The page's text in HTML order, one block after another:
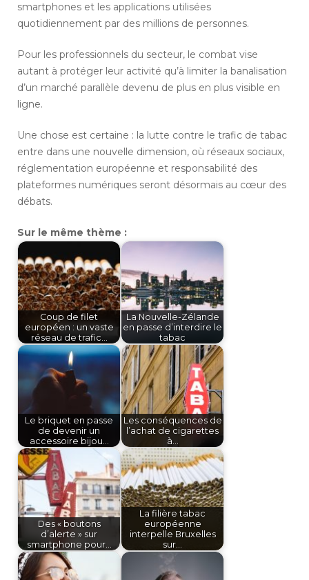
smartphones et les applications utilisées
quotidiennement par des millions de personnes.
Pour les professionnels du secteur, le combat vise
autant à protéger leur activité qu’à limiter la banalisation
d’un marché parallèle devenu de plus en plus visible en
ligne.
Une chose est certaine : la lutte contre le trafic de tabac
entre dans une nouvelle dimension, où réseaux sociaux,
réglementation européenne et responsabilité des
plateformes numériques seront désormais au cœur des
débats.
Sur le même thème :
Coup de filet
européen : un vaste
réseau de trafic…
La Nouvelle-Zélande
en passe d’interdire le
tabac
Le briquet en passe
de devenir un
accessoire bijou…
Les conséquences de
l’achat de cigarettes
à…
Des « boutons
d’alerte » sur
smartphone pour…
La filière tabac
européenne
interpelle Bruxelles
sur…